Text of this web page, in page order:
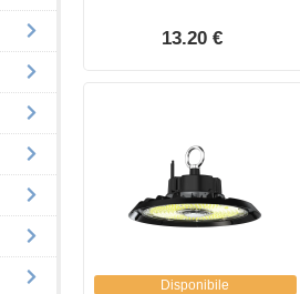
13.20 €
Disponibile